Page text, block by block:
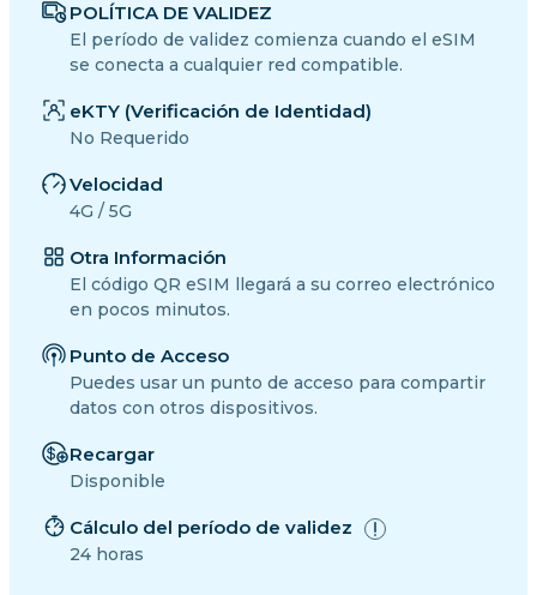
POLÍTICA DE VALIDEZ
El período de validez comienza cuando el eSIM
se conecta a cualquier red compatible.
eKTY (Verificación de Identidad)
No Requerido
Velocidad
4G / 5G
Otra Información
El código QR eSIM llegará a su correo electrónico
en pocos minutos.
Punto de Acceso
Puedes usar un punto de acceso para compartir
datos con otros dispositivos.
Recargar
Disponible
Cálculo del período de validez
24 horas